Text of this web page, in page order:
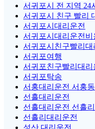
서귀포시 전 지역 24
서귀포시 친구 빨리
서귀포시대리운전
서귀포시대리운전비
서귀포시친구빨리대
서귀포여행
서귀포친구빨리대리
서귀포탁송
서홍대리운전 서홍
선흘대리운전
선흘대리운전 선흘
선흘리대리운전
성산 대리운전